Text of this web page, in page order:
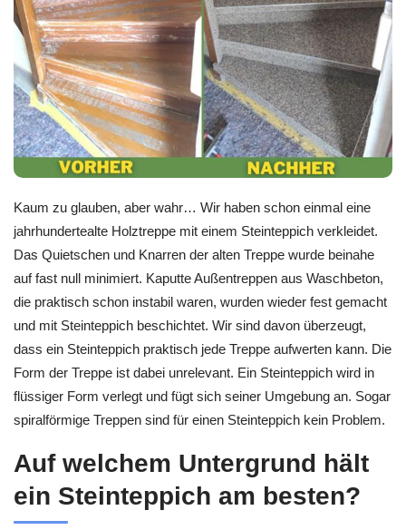
Kaum zu glauben, aber wahr… Wir haben schon einmal eine
jahrhundertealte Holztreppe mit einem Steinteppich verkleidet.
Das Quietschen und Knarren der alten Treppe wurde beinahe
auf fast null minimiert. Kaputte Außentreppen aus Waschbeton,
die praktisch schon instabil waren, wurden wieder fest gemacht
und mit Steinteppich beschichtet. Wir sind davon überzeugt,
dass ein Steinteppich praktisch jede Treppe aufwerten kann. Die
Form der Treppe ist dabei unrelevant. Ein Steinteppich wird in
flüssiger Form verlegt und fügt sich seiner Umgebung an. Sogar
spiralförmige Treppen sind für einen Steinteppich kein Problem.
Auf welchem Untergrund hält
ein Steinteppich am besten?